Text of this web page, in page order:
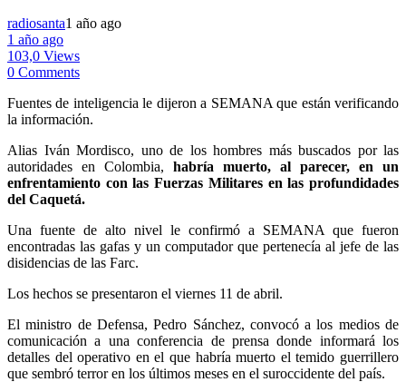
radiosanta1 año ago
1 año ago
103,0 Views
0 Comments
Fuentes de inteligencia le dijeron a SEMANA que están verificando
la información.
Alias Iván Mordisco, uno de los hombres más buscados por las
autoridades en Colombia, habría muerto, al parecer, en un
enfrentamiento con las Fuerzas Militares en las profundidades
del Caquetá.
Una fuente de alto nivel le confirmó a SEMANA que fueron
encontradas las gafas y un computador que pertenecía al jefe de las
disidencias de las Farc.
Los hechos se presentaron el viernes 11 de abril.
El ministro de Defensa, Pedro Sánchez, convocó a los medios de
comunicación a una conferencia de prensa donde informará los
detalles del operativo en el que habría muerto el temido guerrillero
que sembró terror en los últimos meses en el suroccidente del país.